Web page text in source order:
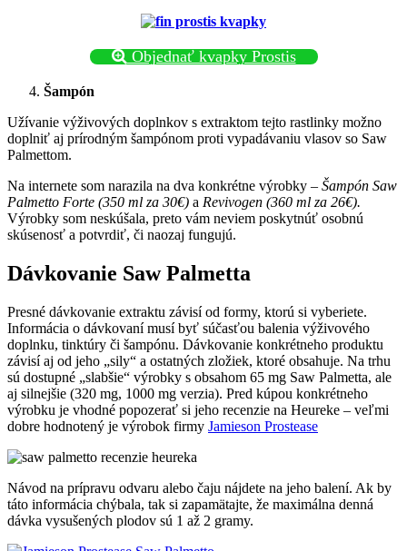
Objednať kvapky Prostis
Šampón
Užívanie výživových doplnkov s extraktom tejto rastlinky možno
doplniť aj prírodným šampónom proti vypadávaniu vlasov so Saw
Palmettom.
Na internete som narazila na dva konkrétne výrobky – Šampón Saw
Palmetto Forte (350 ml za 30€) a Revivogen (360 ml za 26€).
Výrobky som neskúšala, preto vám neviem poskytnúť osobnú
skúsenosť a potvrdiť, či naozaj fungujú.
Dávkovanie Saw Palmetta
Presné dávkovanie extraktu závisí od formy, ktorú si vyberiete.
Informácia o dávkovaní musí byť súčasťou balenia výživového
doplnku, tinktúry či šampónu. Dávkovanie konkrétneho produktu
závisí aj od jeho „sily“ a ostatných zložiek, ktoré obsahuje. Na trhu
sú dostupné „slabšie“ výrobky s obsahom 65 mg Saw Palmetta, ale
aj silnejšie (320 mg, 1000 mg verzia). Pred kúpou konkrétneho
výrobku je vhodné popozerať si jeho recenzie na Heureke – veľmi
dobre hodnotený je výrobok firmy Jamieson Prostease
Návod na prípravu odvaru alebo čaju nájdete na jeho balení. Ak by
táto informácia chýbala, tak si zapamätajte, že maximálna denná
dávka vysušených plodov sú 1 až 2 gramy.